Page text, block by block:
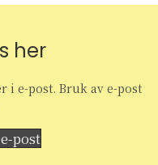
her
i e-post. Bruk av e-post
post